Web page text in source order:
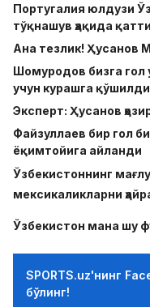
Португалия юлдузи
тўқнашув ҳақида
Ана тезлик! Ҳусанов
Шомуродов бизга гол
учун курашга қўшилди
Эксперт: Ҳусанов
Файзуллаев бир гол
ёқимтойига айланди
Ўзбекистоннинг
мексикаликларни
Ўзбекистон мана шу
SPORTS.uz'нинг
бўлинг!